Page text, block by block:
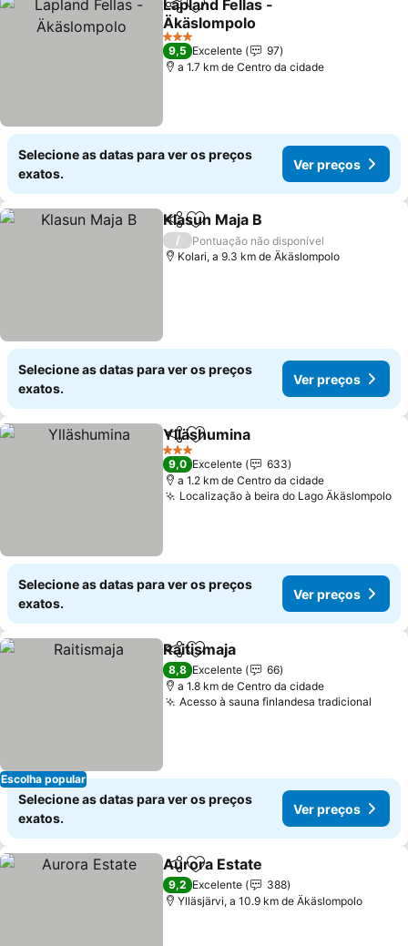
PartilharAdicionar aos favoritos
Lapland Fellas -
Äkäslompolo
Ver preços
3 Estrelas
9,5 Excelente
97
a 1.7 km de Centro da cidade
Selecione as datas para ver os preços
exatos.
Ver preços
PartilharAdicionar aos favoritos
Klasun Maja B
/
Pontuação não disponível
Kolari, a 9.3 km de Äkäslompolo
Selecione as datas para ver os preços
exatos.
Ver preços
PartilharAdicionar aos favoritos
Ylläshumina
3 Estrelas
9,0 Excelente
633
a 1.2 km de Centro da cidade
Localização à beira do Lago Äkäslompolo
Selecione as datas para ver os preços
exatos.
Ver preços
Escolha popular
PartilharAdicionar aos favoritos
Raitismaja
8,8 Excelente
66
a 1.8 km de Centro da cidade
Acesso à sauna finlandesa tradicional
Selecione as datas para ver os preços
exatos.
Ver preços
PartilharAdicionar aos favoritos
Aurora Estate
9,2 Excelente
388
Ylläsjärvi, a 10.9 km de Äkäslompolo